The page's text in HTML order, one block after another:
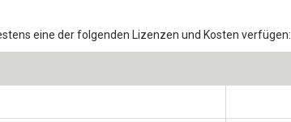
eine der folgenden Lizenzen und Kosten verfügen: